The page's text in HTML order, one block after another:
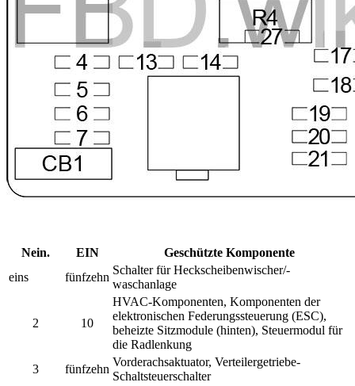
Nein. EIN
Geschützte Komponente
eins
fünfzehn
Schalter für Heckscheibenwischer/-
waschanlage
2 10
HVAC-Komponenten, Komponenten der
elektronischen Federungssteuerung (ESC),
beheizte Sitzmodule (hinten), Steuermodul für
die Radlenkung
3
fünfzehn
Vorderachsaktuator, Verteilergetriebe-
Schaltsteuerschalter